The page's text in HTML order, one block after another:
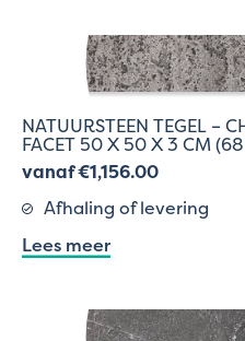
NATUURSTEEN TEGEL –
FACET 50 X 50 X 3 CM (68
vanaf €1,156.00
Afhaling of levering
Lees meer